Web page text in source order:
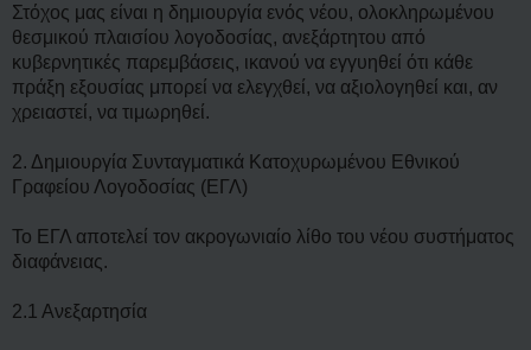
ε
υ
η
Στόχος μας είναι η δημιουργία ενός νέου, ολοκληρωμένου
θεσμικού πλαισίου λογοδοσίας, ανεξάρτητου από
κυβερνητικές παρεμβάσεις, ικανού να εγγυηθεί ότι κάθε
πράξη εξουσίας μπορεί να ελεγχθεί, να αξιολογηθεί και, αν
χρειαστεί, να τιμωρηθεί.
2. Δημιουργία Συνταγματικά Κατοχυρωμένου Εθνικού
Γραφείου Λογοδοσίας (ΕΓΛ)
Το ΕΓΛ αποτελεί τον ακρογωνιαίο λίθο του νέου συστήματος
διαφάνειας.
2.1 Ανεξαρτησία